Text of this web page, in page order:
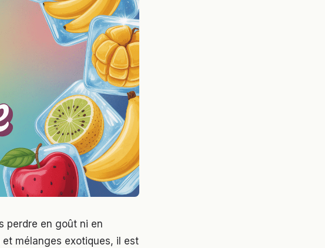
perdre en goût ni en
et mélanges exotiques, il est